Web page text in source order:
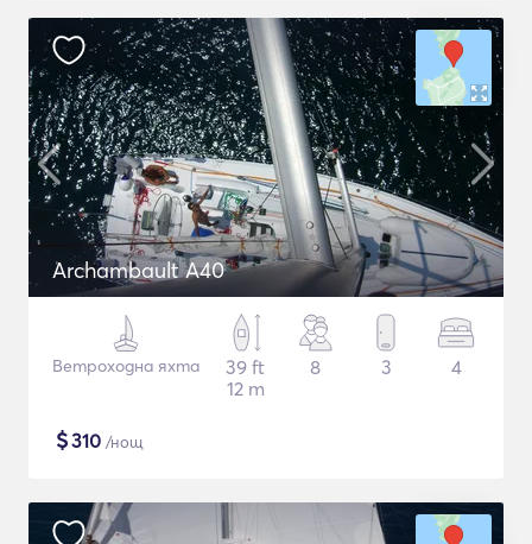
Archambault A40
Ветроходна яхта
39 ft
12 m
8 3 4
$310 /нощ